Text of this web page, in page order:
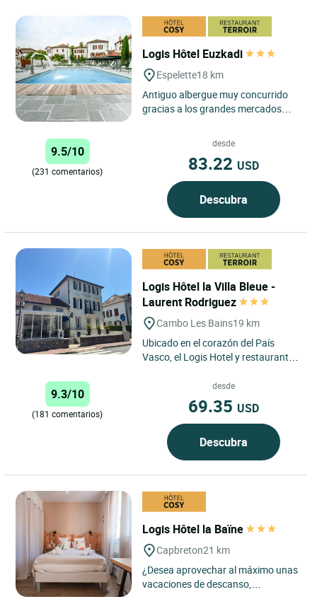
Logis Hôtel Euzkadi
Espelette18 km
Antiguo albergue muy concurrido
gracias a los grandes mercados
en este pueblo, el Hotel...
9.5/10
(231 comentarios)
desde
83.22 USD
Descubra
Logis Hôtel la Villa Bleue -
Laurent Rodriguez
Cambo Les Bains19 km
Ubicado en el corazón del País
Vasco, el Logis Hotel y restaurante
ciudad balneario,...
9.3/10
(181 comentarios)
desde
69.35 USD
Descubra
Logis Hôtel la Baïne
Capbreton21 km
¿Desea aprovechar al máximo unas
vacaciones de descanso,